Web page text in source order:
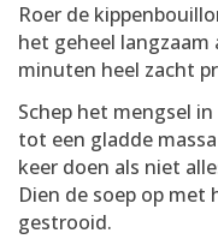
Roer de
het geheel langzaam
minuten heel zacht
Schep het mengsel
tot een gladde
keer doen als niet
Dien de soep op met
gestrooid.